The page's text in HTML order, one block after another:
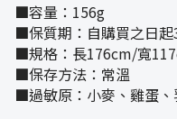
■容量：156g
■保質期：自購買之日起
■規格：長176cm/寬
■保存方法：常溫
■過敏原：小麥、雞蛋